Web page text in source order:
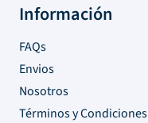
Información
FAQs
Envios
Nosotros
Términos y Condiciones